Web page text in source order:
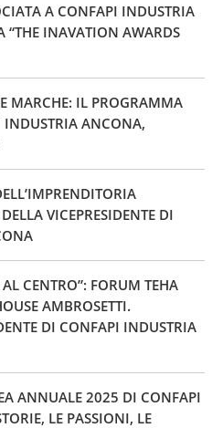
A CONFAPI INDUSTRIA
INAVATION AWARDS
MARCHE: IL PROGRAMMA
INDUSTRIA ANCONA,
VICEPRESIDENTE DI
CENTRO”: FORUM TEHA
AMBROSETTI.
DI CONFAPI INDUSTRIA
ANNUALE 2025 DI CONFAPI
LE PASSIONI, LE